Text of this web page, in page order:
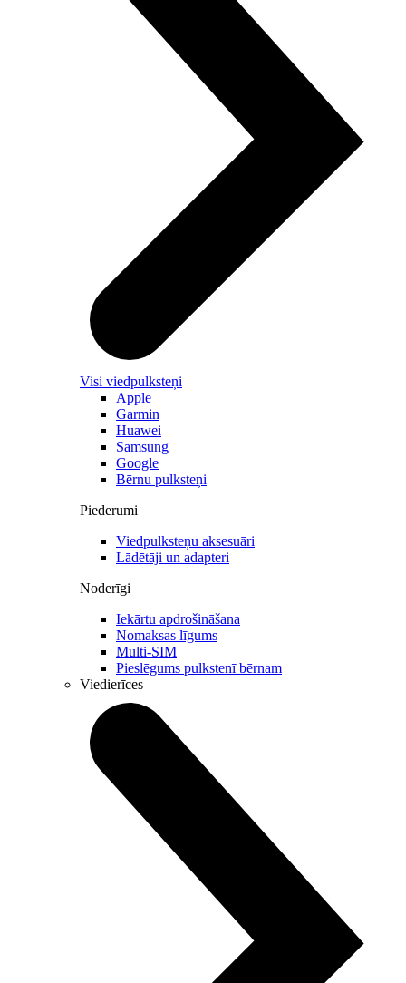
Visi viedpulksteņi
Apple
Garmin
Huawei
Samsung
Google
Bērnu pulksteņi
Piederumi
Viedpulksteņu aksesuāri
Lādētāji un adapteri
Noderīgi
Iekārtu apdrošināšana
Nomaksas līgums
Multi-SIM
Pieslēgums pulkstenī bērnam
Viedierīces